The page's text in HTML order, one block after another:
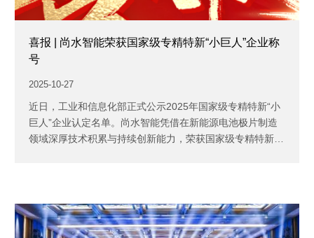
喜报 | 尚水智能荣获国家级专精特新“小巨人”企业称
号
2025-10-27
近日，工业和信息化部正式公示2025年国家级专精特新“小
巨人”企业认定名单。尚水智能凭借在新能源电池极片制造
领域深厚技术积累与持续创新能力，荣获国家级专精特新